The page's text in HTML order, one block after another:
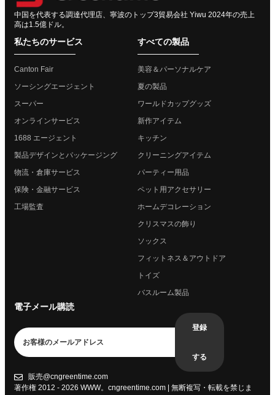
中国を代表する調達代理店、寧波のトップ3貿易会社 Yiwu 2024年の売上
高は1.5億ドル。
私たちのサービス
Canton Fair
ソーシングエージェント
スーパー
オンラインサービス
1688 エージェント
製品デザインとパッケージング
物流・倉庫サービス
保険・金融サービス
工場監査
すべての製品
美容＆パーソナルケア
夏の製品
ワールドカップグッズ
新作アイテム
キッチン
クリーニングアイテム
パーティー用品
ペット用アクセサリー
ホームデコレーション
クリスマスの飾り
ソックス
フィットネス＆アウトドア
トイズ
バスルーム製品
電子メール購読
登録
する
販売@cngreentime.com
著作権 2012 - 2026 WWW。cngreentime.com | 無断複写・転載を禁じま